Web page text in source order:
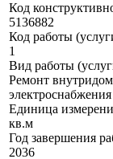
Код
5136882
Код работы
1
Вид работы
Ремонт
электроснабжения
Единица
кв.м
Год завершения
2036